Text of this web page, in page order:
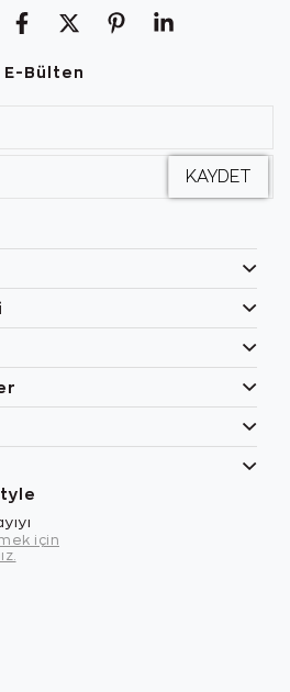
E-Bülten
için